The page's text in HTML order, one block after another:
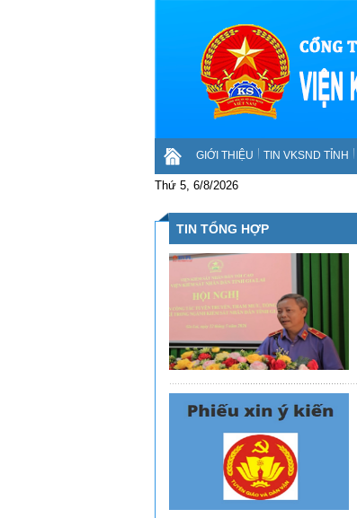
GIỚI THIỆU TIN VKSND TỈNH
Thứ 5, 6/8/2026
TIN TỔNG HỢP